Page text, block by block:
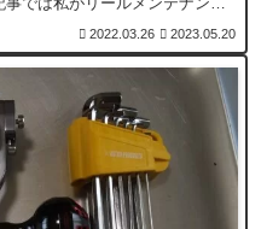
2022.03.26 2023.05.20